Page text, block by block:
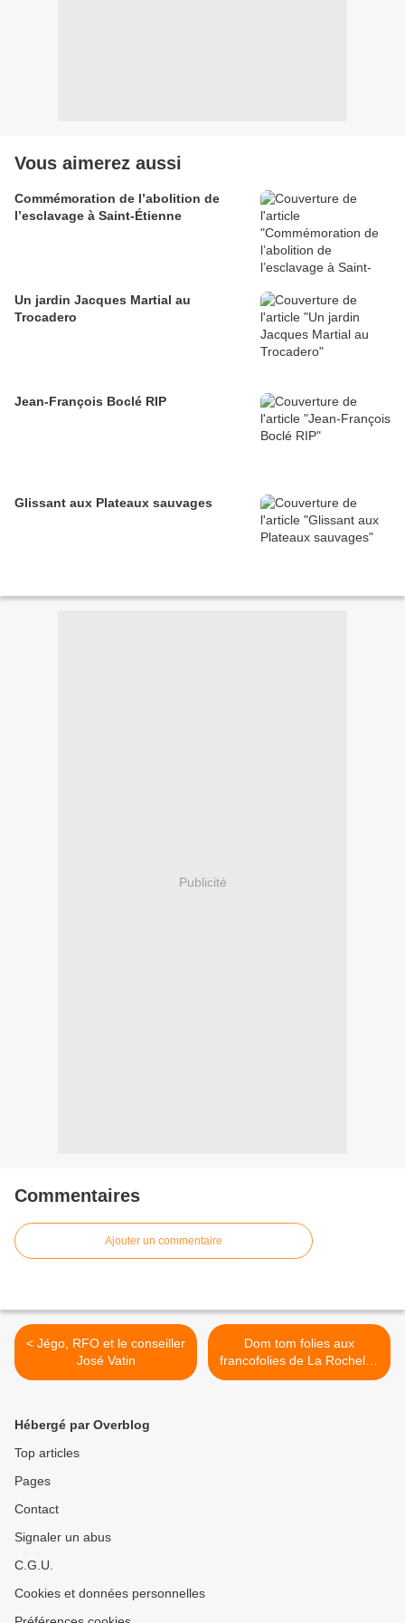
Vous aimerez aussi
Commémoration de l’abolition de
l’esclavage à Saint-Étienne
Un jardin Jacques Martial au
Trocadero
Jean-François Boclé RIP
Glissant aux Plateaux sauvages
Publicité
Commentaires
Ajouter un commentaire
< Jégo, RFO et le conseiller
José Vatin
Dom tom folies aux
francofolies de La Rochelle,
le Pipol >
Hébergé par Overblog
Top articles
Pages
Contact
Signaler un abus
C.G.U.
Cookies et données personnelles